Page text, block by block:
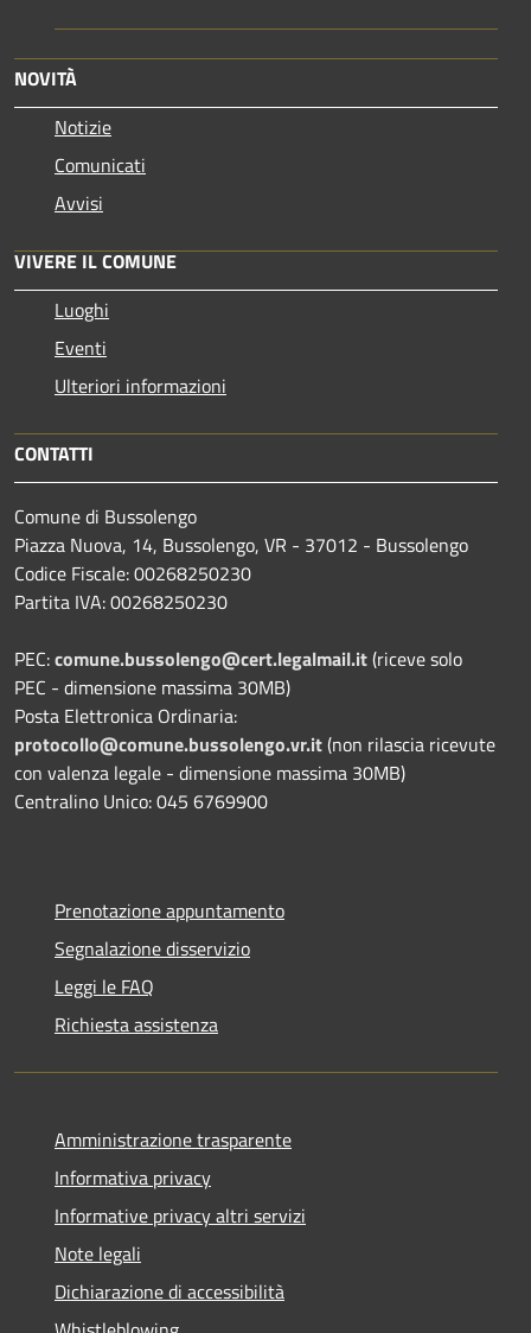
NOVITÀ
Notizie
Comunicati
Avvisi
VIVERE IL COMUNE
Luoghi
Eventi
Ulteriori informazioni
CONTATTI
Comune di Bussolengo
Piazza Nuova, 14, Bussolengo, VR - 37012 - Bussolengo
Codice Fiscale: 00268250230
Partita IVA: 00268250230
PEC:comune.bussolengo@cert.legalmail.it(riceve solo
PEC - dimensione massima 30MB)
Posta Elettronica Ordinaria:
protocollo@comune.bussolengo.vr.it(non rilascia ricevute
con valenza legale - dimensione massima 30MB)
Centralino Unico: 045 6769900
Prenotazione appuntamento
Segnalazione disservizio
Leggi le FAQ
Richiesta assistenza
Amministrazione trasparente
Informativa privacy
Informative privacy altri servizi
Note legali
Dichiarazione di accessibilità